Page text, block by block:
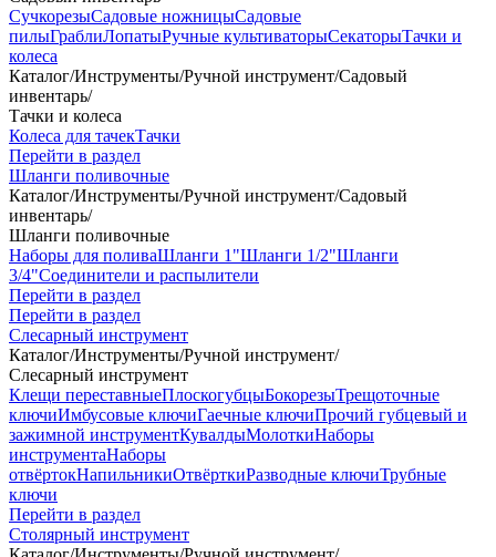
СучкорезыСадовые ножницыСадовые
пилыГраблиЛопатыРучные культиваторыСекаторыТачки и
колеса
Каталог/Инструменты/Ручной инструмент/Садовый
инвентарь/
Тачки и колеса
Колеса для тачекТачки
Перейти в раздел
Шланги поливочные
Каталог/Инструменты/Ручной инструмент/Садовый
инвентарь/
Шланги поливочные
Наборы для поливаШланги 1"Шланги 1/2"Шланги
3/4"Соединители и распылители
Перейти в раздел
Перейти в раздел
Слесарный инструмент
Каталог/Инструменты/Ручной инструмент/
Слесарный инструмент
Клещи переставныеПлоскогубцыБокорезыТрещоточные
ключиИмбусовые ключиГаечные ключиПрочий губцевый и
зажимной инструментКувалдыМолоткиНаборы
инструментаНаборы
отвёртокНапильникиОтвёрткиРазводные ключиТрубные
ключи
Перейти в раздел
Столярный инструмент